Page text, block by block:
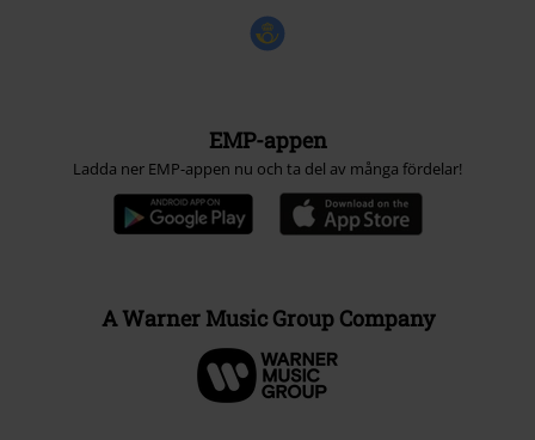
EMP-appen
Ladda ner EMP-appen nu och ta del av många fördelar!
A Warner Music Group Company